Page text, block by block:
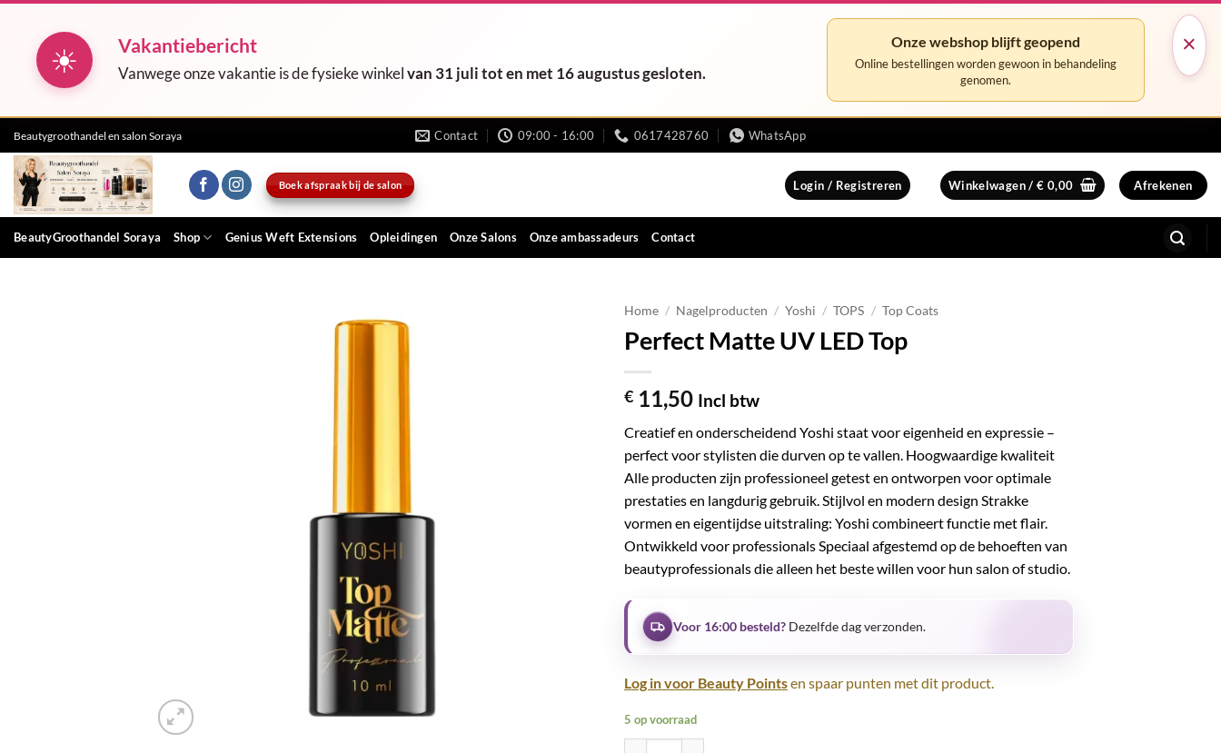
×
☀ Vakantiebericht
Vanwege onze vakantie is de fysieke winkelvan 31 juli tot en met 16 augustus gesloten.
Onze webshop blijft geopend
Online bestellingen worden gewoon in behandeling
genomen.
Ga
naar
inhoud
Beautygroothandel en salon Soraya Contact 09:00 - 16:00 0617428760 WhatsApp
Boek afspraak bij de salon Login / Registreren Winkelwagen /€ 0,00 Afrekenen
BeautyGroothandel Soraya Shop Genius Weft Extensions Opleidingen Onze Salons Onze ambassadeurs Contact
Home / Nagelproducten / Yoshi / TOPS / Top Coats
Perfect Matte UV LED Top
€ 11,50 Incl btw
Creatief en onderscheidend Yoshi staat voor eigenheid en expressie –
perfect voor stylisten die durven op te vallen. Hoogwaardige kwaliteit
Alle producten zijn professioneel getest en ontworpen voor optimale
prestaties en langdurig gebruik. Stijlvol en modern design Strakke
vormen en eigentijdse uitstraling: Yoshi combineert functie met flair.
Ontwikkeld voor professionals Speciaal afgestemd op de behoeften van
beautyprofessionals die alleen het beste willen voor hun salon of studio.
Voor 16:00 besteld? Dezelfde dag verzonden.
Log in voor Beauty Pointsen spaar punten met dit product.
5 op voorraad